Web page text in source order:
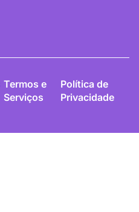
Termos e
Serviços
Política de
Privacidade